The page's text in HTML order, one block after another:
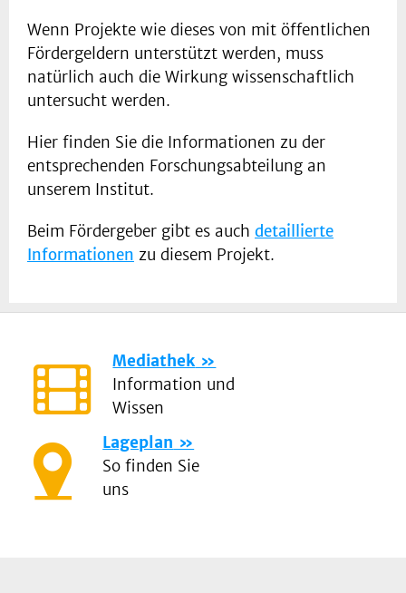
Wenn Projekte wie dieses von mit öffentlichen
Fördergeldern unterstützt werden, muss
natürlich auch die Wirkung wissenschaftlich
untersucht werden.
Hier finden Sie die Informationen zu der
entsprechenden Forschungsabteilung an
unserem Institut.
Beim Fördergeber gibt es auch detaillierte
Informationen zu diesem Projekt.
Mediathek
Information und
Wissen
Lageplan
So finden Sie
uns